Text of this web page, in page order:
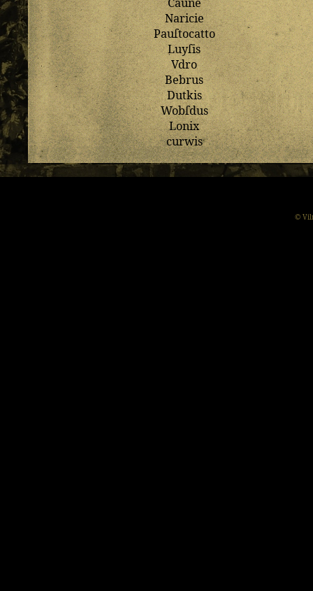
Naricie
Pauſtocatto
Luyſis
Vdro
Bebrus
Dutkis
Wobſdus
Lonix
curwis
©